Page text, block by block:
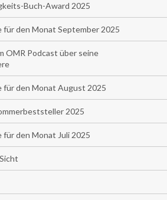
Buch-Award 2025
den Monat September 2025
OMR Podcast über seine
den Monat August 2025
2025
den Monat Juli 2025